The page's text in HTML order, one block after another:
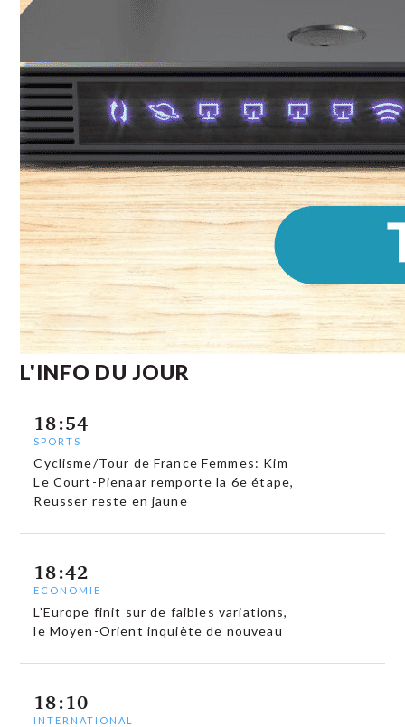
L'INFO DU JOUR
18:54
SPORTS
Cyclisme/Tour de France Femmes: Kim
Le Court-Pienaar remporte la 6e étape,
Reusser reste en jaune
18:42
ECONOMIE
L’Europe finit sur de faibles variations,
le Moyen-Orient inquiète de nouveau
18:10
INTERNATIONAL